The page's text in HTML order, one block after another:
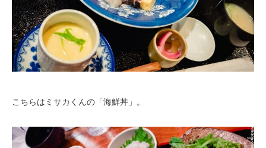
こちらはミサカくんの「海鮮丼」。